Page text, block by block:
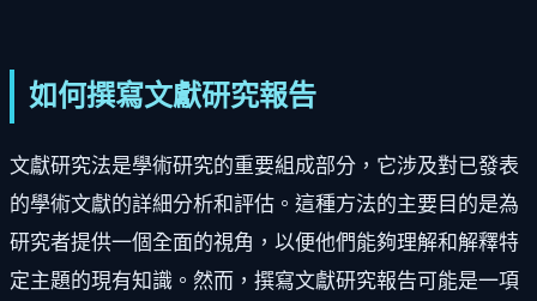
如何撰寫文獻研究報告
文獻研究法是學術研究的重要組成部分，它涉及對已發表
的學術文獻的詳細分析和評估。這種方法的主要目的是為
研究者提供一個全面的視角，以便他們能夠理解和解釋特
定主題的現有知識。然而，撰寫文獻研究報告可能是一項